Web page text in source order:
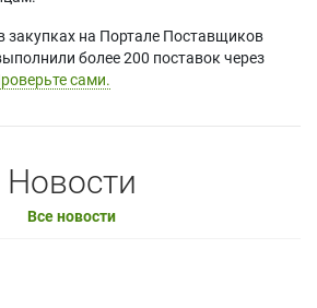
закупках на Портале Поставщиков
более 200 поставок через
сами.
Новости
Все новости